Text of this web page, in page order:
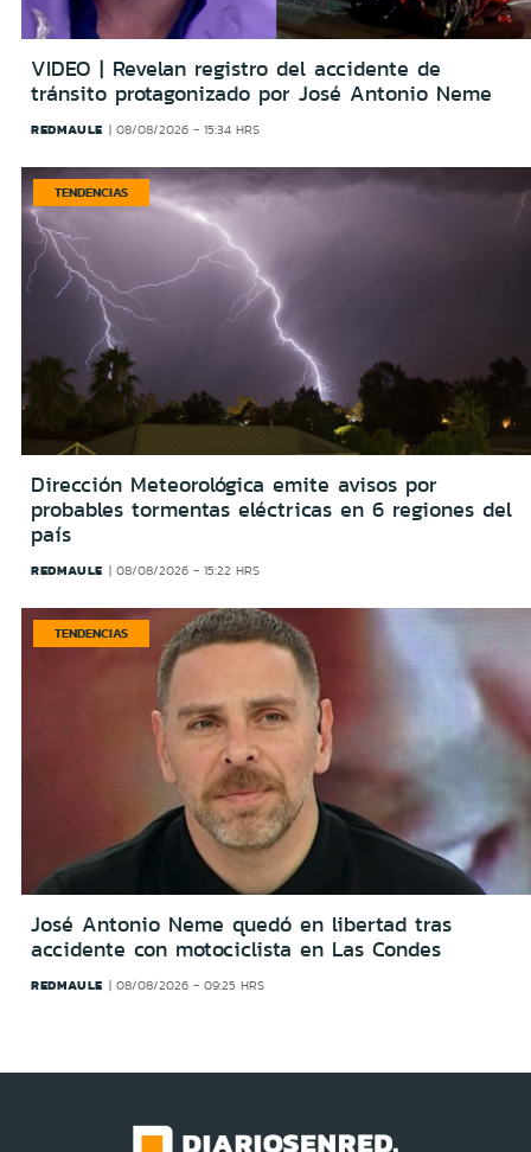
VIDEO | Revelan registro del accidente de
tránsito protagonizado por José Antonio Neme
REDMAULE 08/08/2026 - 15:34 HRS
TENDENCIAS
Dirección Meteorológica emite avisos por
probables tormentas eléctricas en 6 regiones del
país
REDMAULE 08/08/2026 - 15:22 HRS
TENDENCIAS
José Antonio Neme quedó en libertad tras
accidente con motociclista en Las Condes
REDMAULE 08/08/2026 - 09:25 HRS